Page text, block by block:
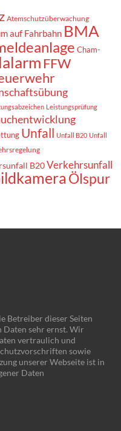
Atemschutzüberwachung
auf Fahrbahn BMA
Cham-
FFW
Leistungsprüfung
Unfall Unfall B20 Unfall
B20 Verkehrsunfall
Ölspur
Betreiber dieser Seiten
Daten sehr ernst. Wir
vertraulich und
sowie
unserer Webseite ist in
Daten